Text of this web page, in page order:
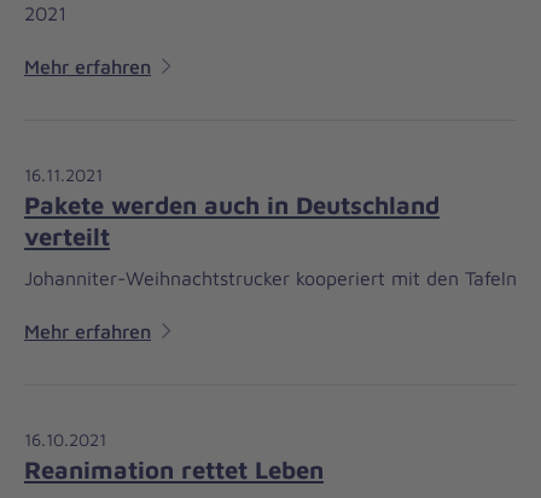
2021
Mehr erfahren
16.11.2021
Pakete werden auch in Deutschland
verteilt
Johanniter-Weihnachtstrucker kooperiert mit den Tafeln
Mehr erfahren
16.10.2021
Reanimation rettet Leben